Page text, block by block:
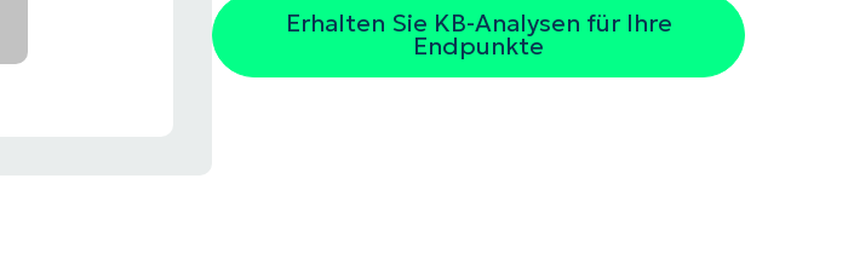
Erhalten Sie KB-Analysen für Ihre
Endpunkte